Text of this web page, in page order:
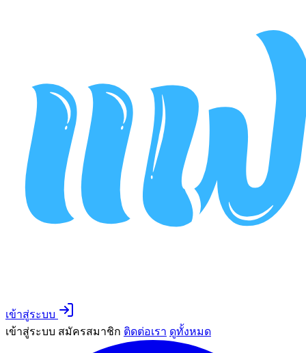
เข้าสู่ระบบ
เข้าสู่ระบบ สมัครสมาชิก ติดต่อเรา ดูทั้งหมด